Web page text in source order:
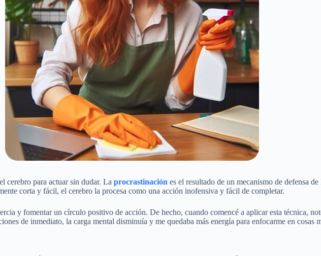
cerebro para actuar sin dudar. La procrastinación es el resultado de un mecanismo de defensa
corta y fácil, el cerebro la procesa como una acción inofensiva y fácil de completar.
y fomentar un círculo positivo de acción. De hecho, cuando comencé a aplicar esta técnica,
de inmediato, la carga mental disminuía y me quedaba más energía para enfocarme en cosas